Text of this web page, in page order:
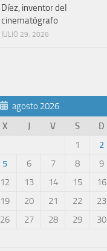
Díez, inventor del
cinematógrafo
JULIO 29, 2026
agosto 2026
X J V S
D
1
2
5 6 7 8
9
12 13 14 15
16
19 20 21 22
23
26 27 28 29
30